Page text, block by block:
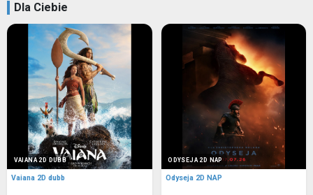
Dla Ciebie
VAIANA 2D DUBB
Vaiana 2D dubb
ODYSEJA 2D NAP
Odyseja 2D NAP